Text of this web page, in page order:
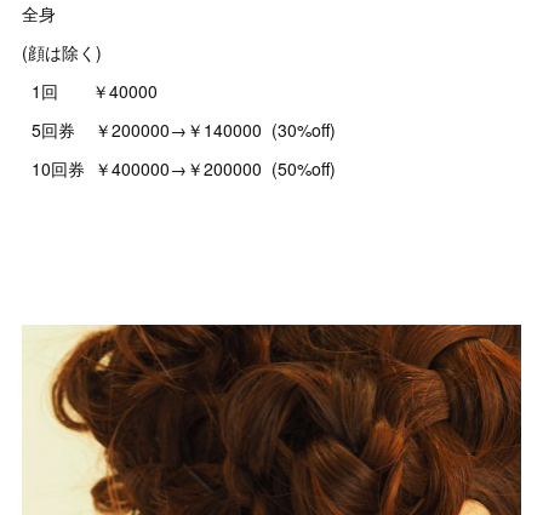
全身
(顔は除く)
1回 ￥40000
5回券 ￥200000→￥140000 (30%off)
10回券 ￥400000→￥200000 (50%off)